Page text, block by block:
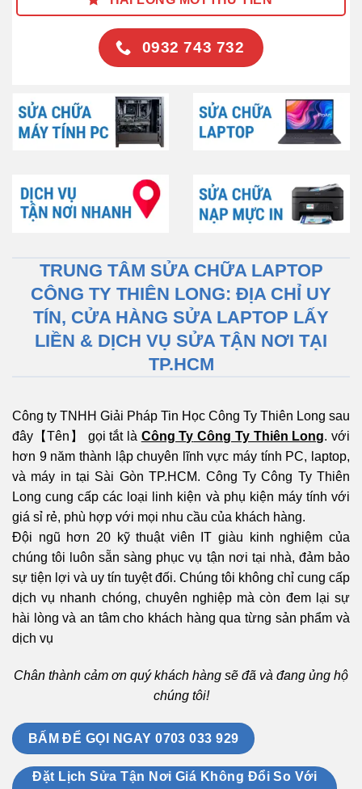
0932 743 732
TRUNG TÂM SỬA CHỮA LAPTOP
CÔNG TY THIÊN LONG: ĐỊA CHỈ UY
TÍN, CỬA HÀNG SỬA LAPTOP LẤY
LIỀN & DỊCH VỤ SỬA TẬN NƠI TẠI
TP.HCM
Công ty TNHH Giải Pháp Tin Học Công Ty Thiên Long sau
đây【Tên】 gọi tắt là Công Ty Công Ty Thiên Long. với
hơn 9 năm thành lập chuyên lĩnh vực máy tính PC, laptop,
và máy in tại Sài Gòn TP.HCM. Công Ty Công Ty Thiên
Long cung cấp các loại linh kiện và phụ kiện máy tính với
giá sỉ rẻ, phù hợp với mọi nhu cầu của khách hàng.
Đội ngũ hơn 20 kỹ thuật viên IT giàu kinh nghiệm của
chúng tôi luôn sẵn sàng phục vụ tận nơi tại nhà, đảm bảo
sự tiện lợi và uy tín tuyệt đối. Chúng tôi không chỉ cung cấp
dịch vụ nhanh chóng, chuyên nghiệp mà còn đem lại sự
hài lòng và an tâm cho khách hàng qua từng sản phẩm và
dịch vụ
Chân thành cảm ơn quý khách hàng sẽ đã và đang ủng hộ
chúng tôi!
BẤM ĐỂ GỌI NGAY 0703 033 929
Đặt Lịch Sửa Tận Nơi Giá Không Đổi So Với